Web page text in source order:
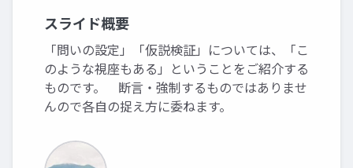
スライド概要
「問いの設定」「仮説検証」については、「こ
のような視座もある」ということをご紹介する
ものです。 断言・強制するものではありませ
んので各自の捉え方に委ねます。